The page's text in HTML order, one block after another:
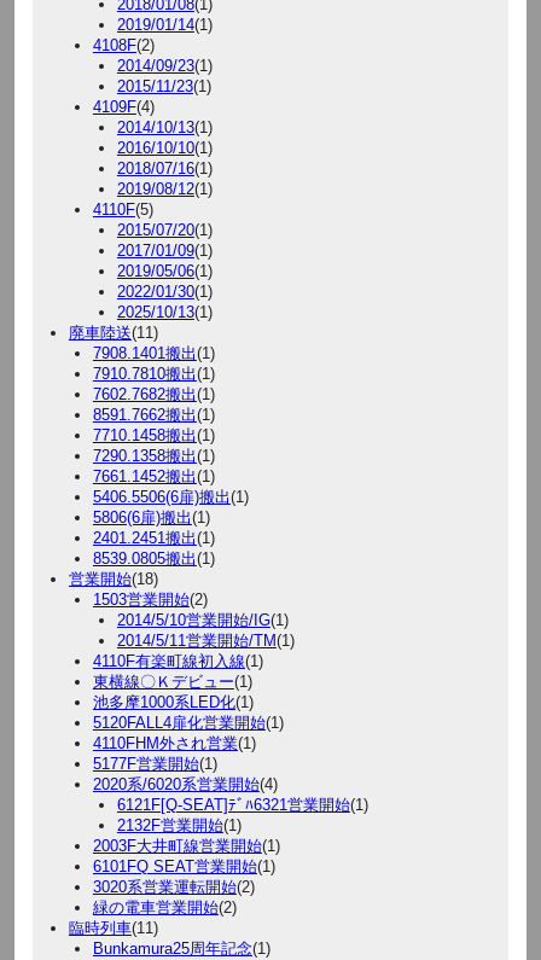
2018/01/08(1)
2019/01/14(1)
4108F(2)
2014/09/23(1)
2015/11/23(1)
4109F(4)
2014/10/13(1)
2016/10/10(1)
2018/07/16(1)
2019/08/12(1)
4110F(5)
2015/07/20(1)
2017/01/09(1)
2019/05/06(1)
2022/01/30(1)
2025/10/13(1)
廃車陸送(11)
7908.1401搬出(1)
7910.7810搬出(1)
7602.7682搬出(1)
8591.7662搬出(1)
7710.1458搬出(1)
7290.1358搬出(1)
7661.1452搬出(1)
5406.5506(6扉)搬出(1)
5806(6扉)搬出(1)
2401.2451搬出(1)
8539.0805搬出(1)
営業開始(18)
1503営業開始(2)
2014/5/10営業開始/IG(1)
2014/5/11営業開始/TM(1)
4110F有楽町線初入線(1)
東横線〇Ｋデビュー(1)
池多摩1000系LED化(1)
5120FALL4扉化営業開始(1)
4110FHM外され営業(1)
5177F営業開始(1)
2020系/6020系営業開始(4)
6121F[Q-SEAT]ﾃﾞﾊ6321営業開始(1)
2132F営業開始(1)
2003F大井町線営業開始(1)
6101FQ SEAT営業開始(1)
3020系営業運転開始(2)
緑の電車営業開始(2)
臨時列車(11)
Bunkamura25周年記念(1)